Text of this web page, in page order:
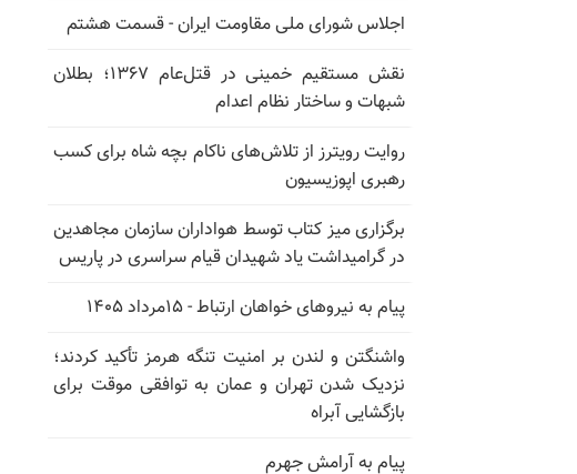
اجلاس شورای ملی مقاومت ایران - قسمت هشتم
نقش مستقیم خمینی در قتل‌عام ۱۳۶۷؛ بطلان
شبهات و ساختار نظام اعدام
روایت رویترز از تلاش‌های ناکام بچه شاه برای کسب
رهبری اپوزیسیون
برگزاری میز کتاب توسط هواداران سازمان مجاهدین
در گرامیداشت یاد شهیدان قیام سراسری در پاریس
پیام به نیروهای خواهان ارتباط - ۱۵مرداد ۱۴۰۵
واشنگتن و لندن بر امنیت تنگه هرمز تأکید کردند؛
نزدیک شدن تهران و عمان به توافقی موقت برای
بازگشایی آبراه
پیام به آرامش جهرم